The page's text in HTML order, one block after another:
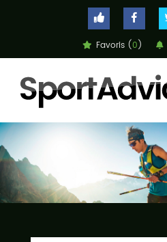
Favoris (0)
COMPARATEUR
CONSEILS
CONTACT